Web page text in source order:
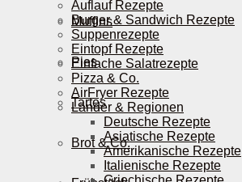
Muffins
Pies
Tartes
Brot & Co.
Auflauf Rezepte
Burger & Sandwich Rezepte
Suppenrezepte
Eintopf Rezepte
Einfache Salatrezepte
Pizza & Co.
AirFryer Rezepte
Länder & Regionen
Deutsche Rezepte
Asiatische Rezepte
Amerikanische Rezepte
Italienische Rezepte